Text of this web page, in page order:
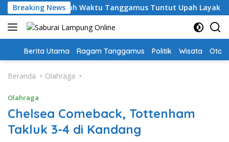
Langsung
ke
konten
Breaking News
PPPK Paruh Waktu Tanggamus Tuntut Upah Layak
Home
Berita Utama Ragam Tanggamus Politik Wisata Oto
Beranda Olahraga
Olahraga
Chelsea Comeback, Tottenham
Takluk 3-4 di Kandang